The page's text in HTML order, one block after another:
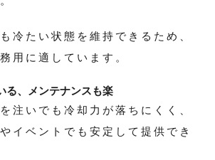
冷たい状態を維持できるため、
用に適しています。
る、メンテナンスも楽
注いでも冷却力が落ちにくく、
イベントでも安定して提供でき